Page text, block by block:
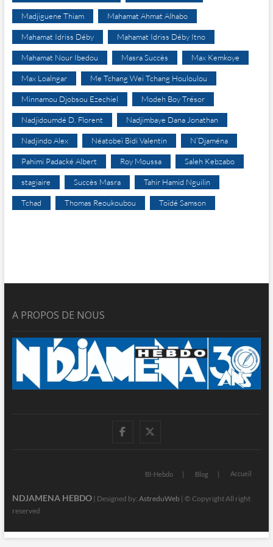
Madjiguene Thiam Mahamat Ahmat Alhabo
Mahamat Idriss Déby Mahamat Idriss Déby Itno
Mahamat Nour Ibedou Masra Succès Max Kemkoye
Max Loalngar Me Tchang Wei Tchang Houloulou
Minnamou Djobsou Ezechiel Modeh Boy Trésor
Nadjidoumdé D. Florent Nadjimbaye Dana Jonathan
Nadjindo Alex Néatobeï Bidi Valentin N’Djaména
Pahimi Padacké Albert Roy Moussa Saleh Kebzabo
stagiaire Succès Masra Tahir Hamid Nguilin
Tchad Thomas Reoukoubou Toïdé Samson
A PROPOS DE NOUS
facebook
BI-Hebdo Blog Accueil
NDJAMENA HEBDO| Designed by: AstreduWeb | © Copyright All right
reserved